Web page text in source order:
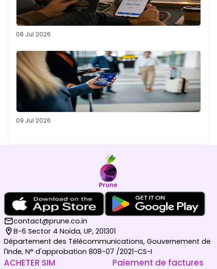
08 Jul 2026
09 Jul 2026
contact@prune.co.in
B-6 Sector 4 Noida, UP, 201301
Département des Télécommunications, Gouvernement de
l'Inde, N° d'approbation 808-07 /2021-CS-I
ACHETER SIM Paiement de factures